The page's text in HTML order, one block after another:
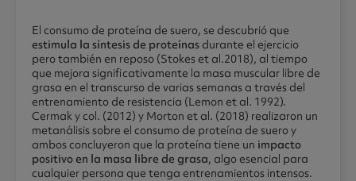
El consumo de proteína de suero, se descubrió que
estimula la síntesis de proteínas durante el ejercicio
pero también en reposo (Stokes et al.2018), al tiempo
que mejora significativamente la masa muscular libre de
grasa en el transcurso de varias semanas a través del
entrenamiento de resistencia (Lemon et al. 1992).
Cermak y col. (2012) y Morton et al. (2018) realizaron un
metanálisis sobre el consumo de proteína de suero y
ambos concluyeron que la proteína tiene un impacto
positivo en la masa libre de grasa, algo esencial para
cualquier persona que tenga entrenamientos intensos.